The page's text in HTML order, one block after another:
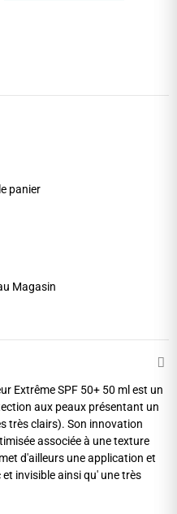
panier
Magasin
Extrême SPF 50+ 50 ml est un
aux peaux présentant un
très clairs). Son innovation
associée à une texture
d'ailleurs une application et
invisible ainsi qu' une très